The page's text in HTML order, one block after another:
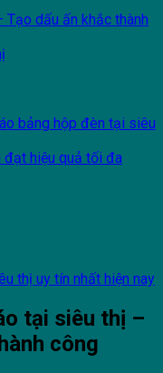
dấu ấn khắc thành
bảng hộp đèn tại siêu
hiệu quả tối đa
thị uy tín nhất hiện nay
tại siêu thị –
công